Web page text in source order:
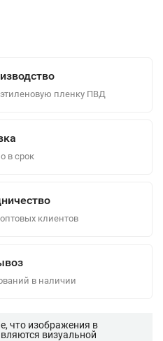
пленку ПВД
в срок
клиентов
в наличии
что изображения в
визуальной